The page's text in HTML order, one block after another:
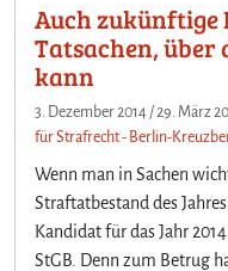
Auch zukünftige
Tatsachen, über
kann
3. Dezember 2014 /29. März
für Strafrecht - Berlin-
Wenn man in Sachen
Straftatbestand des
Kandidat für das Jahr
StGB. Denn zum Betrug